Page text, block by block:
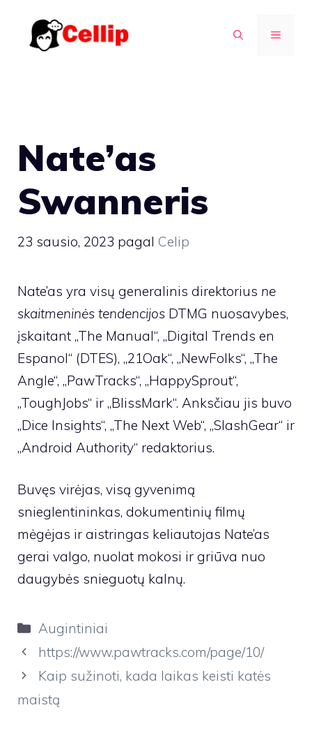
turinio
MENIU
Nate’as
Swanneris
23 sausio, 2023 pagal Celip
Nate’as yra visų generalinis direktorius ne
skaitmeninės tendencijos DTMG nuosavybes,
įskaitant „The Manual“, „Digital Trends en
Espanol“ (DTES), „21Oak“, „NewFolks“, „The
Angle“, „PawTracks“, „HappySprout“,
„ToughJobs“ ir „BlissMark“. Anksčiau jis buvo
„Dice Insights“, „The Next Web“, „SlashGear“ ir
„Android Authority“ redaktorius.
Buvęs virėjas, visą gyvenimą
snieglentininkas, dokumentinių filmų
mėgėjas ir aistringas keliautojas Nate’as
gerai valgo, nuolat mokosi ir griūva nuo
daugybės snieguotų kalnų.
Kategorijos
Augintiniai
https://www.pawtracks.com/page/10/
Kaip sužinoti, kada laikas keisti katės
maistą